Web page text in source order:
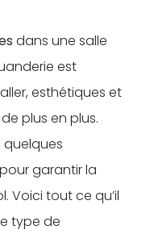
dans une salle
est
esthétiques et
plus en plus.
quelques
garantir la
Voici tout ce qu’il
type de